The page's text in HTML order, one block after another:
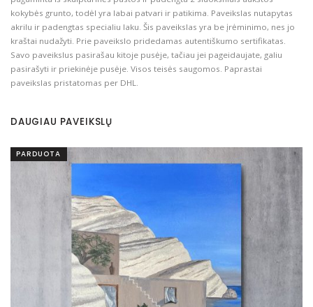
kokybės grunto, todėl yra labai patvari ir patikima. Paveikslas nutapytas
akrilu ir padengtas specialiu laku. Šis paveikslas yra be įrėminimo, nes jo
kraštai nudažyti. Prie paveikslo pridedamas autentiškumo sertifikatas.
Savo paveikslus pasirašau kitoje pusėje, tačiau jei pageidaujate, galiu
pasirašyti ir priekinėje pusėje. Visos teisės saugomos. Paprastai
paveikslas pristatomas per DHL.
DAUGIAU PAVEIKSLŲ
PARDUOTA